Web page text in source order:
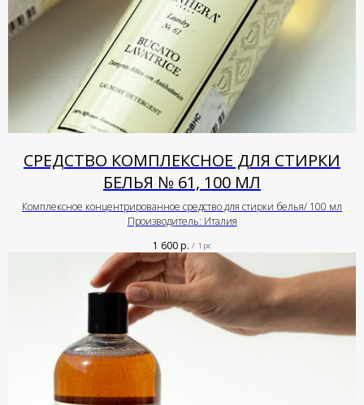
СРЕДСТВО КОМПЛЕКСНОЕ ДЛЯ СТИРКИ
БЕЛЬЯ № 61, 100 МЛ
Комплексное концентрированное средство для стирки белья/ 100 мл
Производитель: Италия
1 600р. / 1 pc